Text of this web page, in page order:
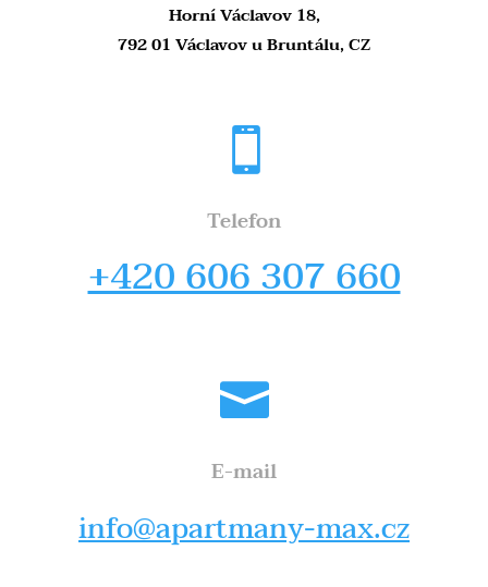
Horní Václavov 18,
792 01 Václavov u Bruntálu, CZ

Telefon
+420 606 307 660

E-mail
info@apartmany-max.cz